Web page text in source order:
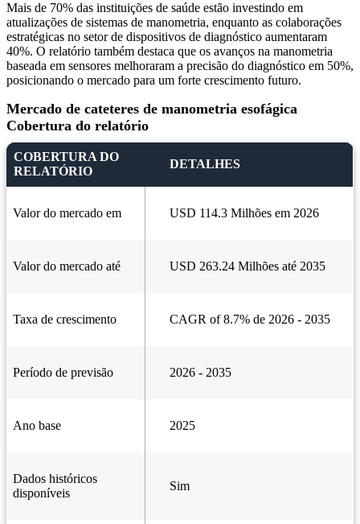
Mais de 70% das instituições de saúde estão investindo em
atualizações de sistemas de manometria, enquanto as colaborações
estratégicas no setor de dispositivos de diagnóstico aumentaram
40%. O relatório também destaca que os avanços na manometria
baseada em sensores melhoraram a precisão do diagnóstico em 50%,
posicionando o mercado para um forte crescimento futuro.
Mercado de cateteres de manometria esofágica
Cobertura do relatório
COBERTURA DO
RELATÓRIO
DETALHES
Valor do mercado em USD 114.3 Milhões em 2026
Valor do mercado até USD 263.24 Milhões até 2035
Taxa de crescimento CAGR of 8.7% de 2026 - 2035
Período de previsão 2026 - 2035
Ano base 2025
Dados históricos
disponíveis
Sim